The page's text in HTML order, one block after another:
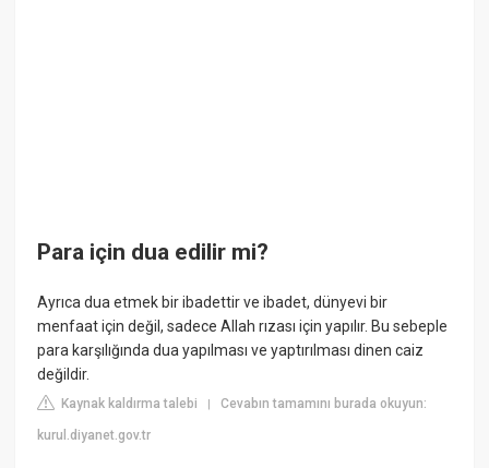
Para için dua edilir mi?
Ayrıca dua etmek bir ibadettir ve ibadet, dünyevi bir
menfaat için değil, sadece Allah rızası için yapılır. Bu sebeple
para karşılığında dua yapılması ve yaptırılması dinen caiz
değildir.
Kaynak kaldırma talebi |Cevabın tamamını burada okuyun:
kurul.diyanet.gov.tr